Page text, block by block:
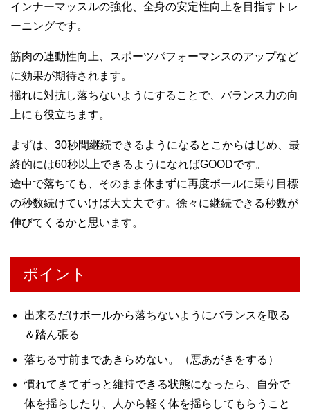
インナーマッスルの強化、全身の安定性向上を目指すトレ
ーニングです。
筋肉の連動性向上、スポーツパフォーマンスのアップなど
に効果が期待されます。
揺れに対抗し落ちないようにすることで、バランス力の向
上にも役立ちます。
まずは、30秒間継続できるようになるとこからはじめ、最
終的には60秒以上できるようになればGOODです。
途中で落ちても、そのまま休まずに再度ボールに乗り目標
の秒数続けていけば大丈夫です。徐々に継続できる秒数が
伸びてくるかと思います。
ポイント
出来るだけボールから落ちないようにバランスを取る
＆踏ん張る
落ちる寸前まであきらめない。（悪あがきをする）
慣れてきてずっと維持できる状態になったら、自分で
体を揺らしたり、人から軽く体を揺らしてもらうこと